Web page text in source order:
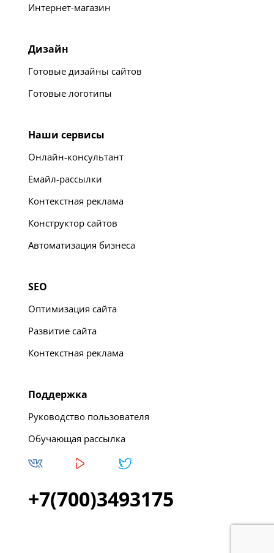
Интернет-магазин
Дизайн
Готовые дизайны сайтов
Готовые логотипы
Наши сервисы
Онлайн-консультант
Емайл-рассылки
Контекстная реклама
Конструктор сайтов
Автоматизация бизнеса
SEO
Оптимизация сайта
Развитие сайта
Контекстная реклама
Поддержка
Руководство пользователя
Обучающая рассылка
+7(700)3493175